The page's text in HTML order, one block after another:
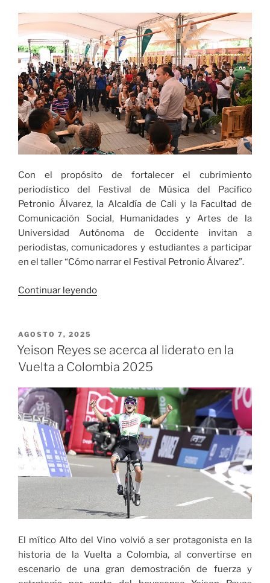
mientras
que
en
el
masculino
cayó
frente
a
Córdoba
en
el
Torneo
Internacional
de
Balonmano
Feria
Con el propósito de fortalecer el cubrimiento
periodístico del Festival de Música del Pacífico
Petronio Álvarez, la Alcaldía de Cali y la Facultad de
Comunicación Social, Humanidades y Artes de la
Universidad Autónoma de Occidente invitan a
periodistas, comunicadores y estudiantes a participar
en el taller “Cómo narrar el Festival Petronio Álvarez”.
Continuar leyendo«Taller
a
la
Autónoma
de
Occidente
y
la
Alcaldía
Cali
“Cómo
narrar
el
Festival
Petronio
Álvarez”»
PUBLICADO
EL
AGOSTO 7, 2025
Yeison Reyes se acerca al liderato en la
Vuelta a Colombia 2025
El mítico Alto del Vino volvió a ser protagonista en la
historia de la Vuelta a Colombia, al convertirse en
escenario de una gran demostración de fuerza y